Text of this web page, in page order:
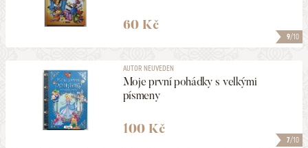
9/10
60 Kč
7/10
AUTOR NEUVEDEN
Moje první pohádky s velkými
písmeny
100 Kč